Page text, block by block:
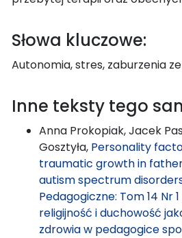
Słowa kluczowe:
Autonomia, stres, zaburzenia
Inne teksty tego
Anna Prokopiak, Jacek
Gosztyła, Personality
traumatic growth in
autism spectrum
Pedagogiczne: Tom 14 Nr
religijność i duchowość
zdrowia w pedagogice